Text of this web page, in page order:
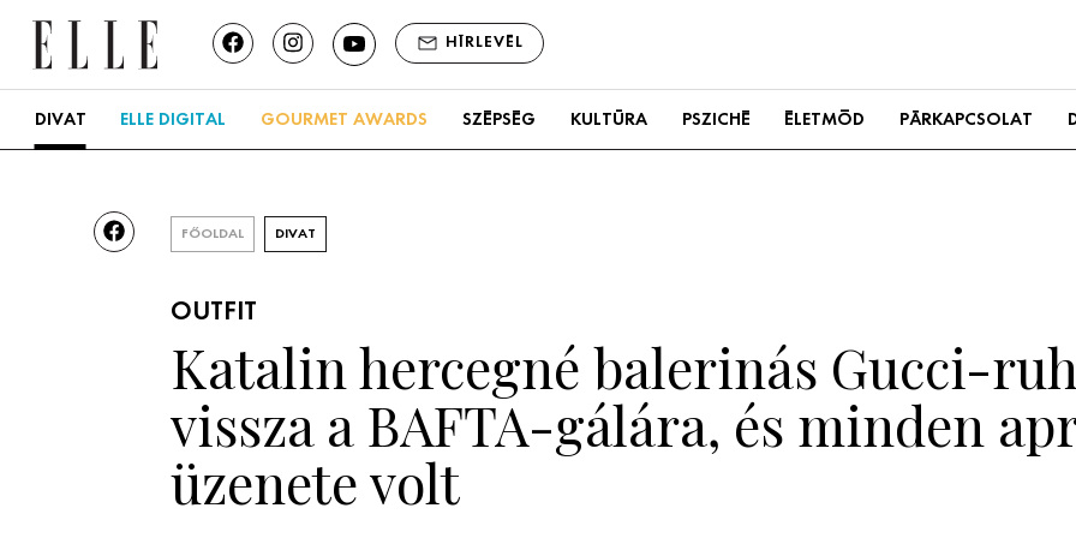
HÍRLEVÉL
DIVAT ELLE DIGITAL GOURMET AWARDS SZÉPSÉG KULTÚRA PSZICHÉ ÉLETMÓD PÁRKAPCSOLAT
FŐOLDAL DIVAT
OUTFIT
Katalin hercegné balerinás Gucci-
vissza a BAFTA-gálára, és minden
üzenete volt